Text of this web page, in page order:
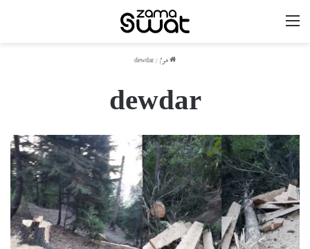
ھوم/
dewdar
dewdar